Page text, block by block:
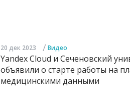
20 дек 2023 / Видео
Yandex Cloud и Сеченовский
объявили о старте работы на
медицинскими данными